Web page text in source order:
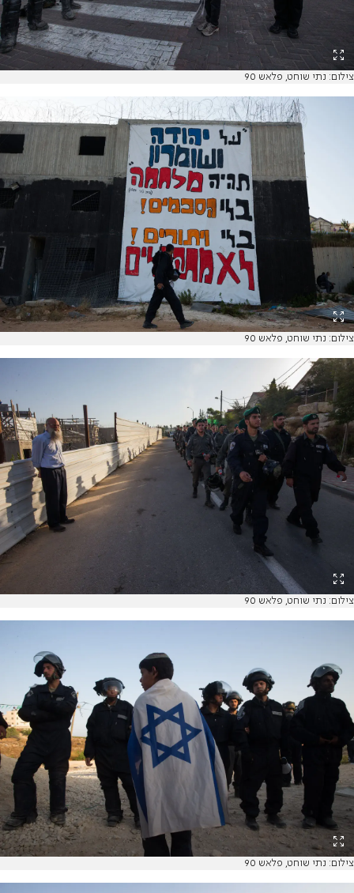
צילום: נתי שוחט, פלאש 90
צילום: נתי שוחט, פלאש 90
צילום: נתי שוחט, פלאש 90
צילום: נתי שוחט, פלאש 90